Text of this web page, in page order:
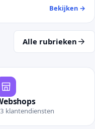
Bekijken →
Alle rubrieken
klantendiensten
Bekijk rubriek Webshops